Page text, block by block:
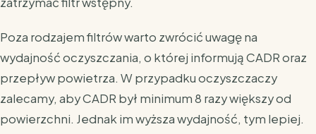
Poza rodzajem filtrów warto zwrócić uwagę na
wydajność oczyszczania, o której informują CADR oraz
przepływ powietrza. W przypadku oczyszczaczy
zalecamy, aby CADR był minimum 8 razy większy od
powierzchni. Jednak im wyższa wydajność, tym lepiej.